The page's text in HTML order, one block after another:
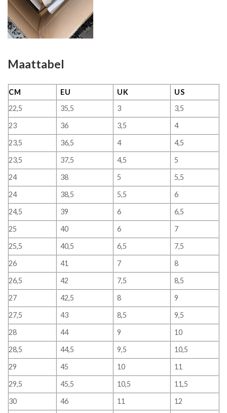
Maattabel
CM EU UK
US
22,5
35,5 3
3,5
23
36 3,5
4
23,5
36,5 4
4,5
23,5
37,5 4,5
5
24
38 5
5,5
24
38,5 5,5
6
24,5
39 6
6,5
25
40 6
7
25,5
40,5 6,5
7,5
26
41 7
8
26,5
42 7,5
8,5
27
42,5 8
9
27,5
43 8,5
9,5
28
44 9
10
28,5
44,5 9,5
10,5
29
45 10
11
29,5
45,5 10,5
11,5
30
46 11
12